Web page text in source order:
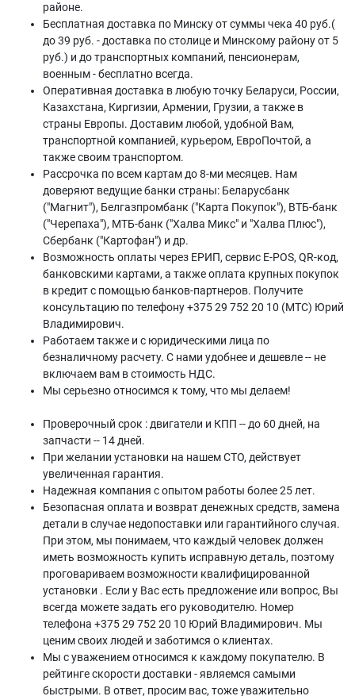
районе.
Бесплатная доставка по Минску от суммы чека 40 руб.(
до 39 руб. - доставка по столице и Минскому району от 5
руб.) и до транспортных компаний, пенсионерам,
военным - бесплатно всегда.
Оперативная доставка в любую точку Беларуси, России,
Казахстана, Киргизии, Армении, Грузии, а также в
страны Европы. Доставим любой, удобной Вам,
транспортной компанией, курьером, ЕвроПочтой, а
также своим транспортом.
Рассрочка по всем картам до 8-ми месяцев. Нам
доверяют ведущие банки страны: Беларусбанк
("Магнит"), Белгазпромбанк ("Карта Покупок"), ВТБ-банк
("Черепаха"), МТБ-банк ("Халва Микс" и "Халва Плюс"),
Сбербанк ("Картофан") и др.
Возможность оплаты через ЕРИП, сервис E-POS, QR-код,
банковскими картами, а также оплата крупных покупок
в кредит с помощью банков-партнеров. Получите
консультацию по телефону +375 29 752 20 10 (МТС) Юрий
Владимирович.
Работаем также и с юридическими лица по
безналичному расчету. С нами удобнее и дешевле -- не
включаем вам в стоимость НДС.
Мы серьезно относимся к тому, что мы делаем!
Проверочный срок : двигатели и КПП -- до 60 дней, на
запчасти -- 14 дней.
При желании установки на нашем СТО, действует
увеличенная гарантия.
Надежная компания с опытом работы более 25 лет.
Безопасная оплата и возврат денежных средств, замена
детали в случае недопоставки или гарантийного случая.
При этом, мы понимаем, что каждый человек должен
иметь возможность купить исправную деталь, поэтому
проговариваем возможности квалифицированной
установки . Если у Вас есть предложение или вопрос, Вы
всегда можете задать его руководителю. Номер
телефона +375 29 752 20 10 Юрий Владимирович. Мы
ценим своих людей и заботимся о клиентах.
Мы с уважением относимся к каждому покупателю. В
рейтинге скорости доставки - являемся самыми
быстрыми. В ответ, просим вас, тоже уважительно